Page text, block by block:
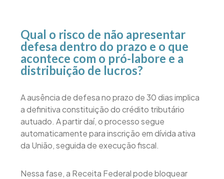
Qual o risco de não apresentar
defesa dentro do prazo e o que
acontece com o pró-labore e a
distribuição de lucros?
A ausência de defesa no prazo de 30 dias implica
a definitiva constituição do crédito tributário
autuado. A partir daí, o processo segue
automaticamente para inscrição em dívida ativa
da União, seguida de execução fiscal.
Nessa fase, a Receita Federal pode bloquear